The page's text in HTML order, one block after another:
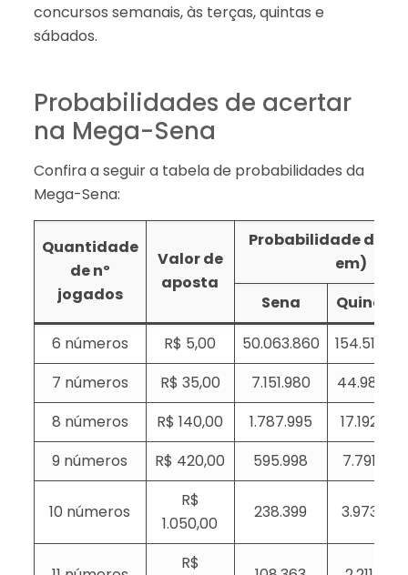
concursos semanais, às terças, quintas e
sábados.
Probabilidades de acertar
na Mega-Sena
Confira a seguir a tabela de probabilidades da
Mega-Sena:
Quantidade
de nº
jogados
Valor de
aposta
Probabilidade de
em)
Sena
Quina
6 números
R$ 5,00 50.063.860
154.518
7 números
R$ 35,00 7.151.980
44.981
8 números
R$ 140,00 1.787.995
17.192
9 números
R$ 420,00 595.998 7.791
10 números
R$
1.050,00
238.399 3.973
R$